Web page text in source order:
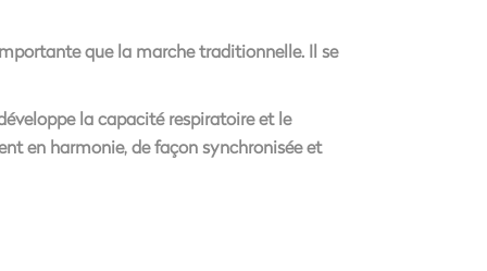
que la marche traditionnelle. Il se
la capacité respiratoire et le
en harmonie, de façon synchronisée et